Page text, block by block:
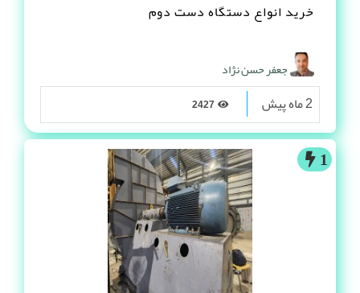
خرید انواع دستگاه دست دوم
جعفر حسن نژاد
2 ماه پیش
1